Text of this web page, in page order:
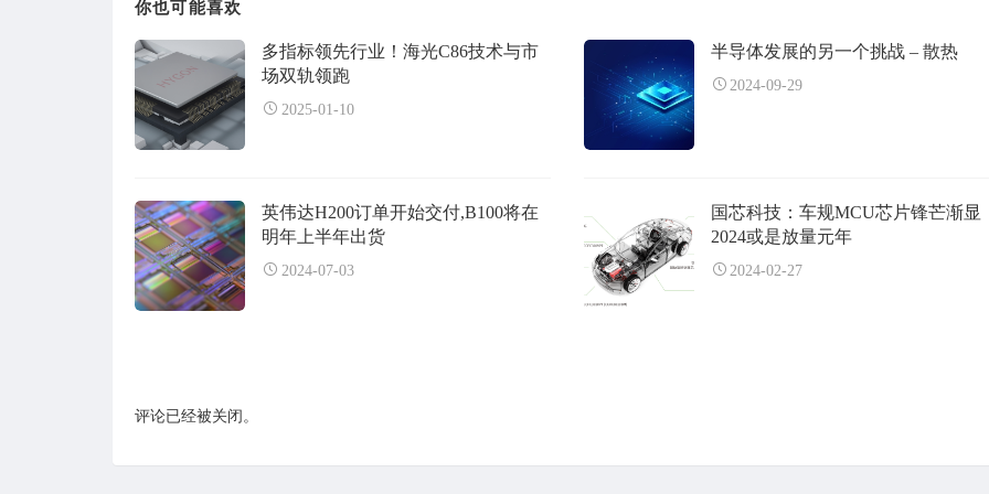
你也可能喜欢
多指标领先行业！海光C86技术与市
场双轨领跑
2025-01-10
半导体发展的另一个挑战 – 散热
2024-09-29
英伟达H200订单开始交付,B100将在
明年上半年出货
2024-07-03
国芯科技：车规MCU芯片锋芒渐显
2024或是放量元年
2024-02-27
评论已经被关闭。